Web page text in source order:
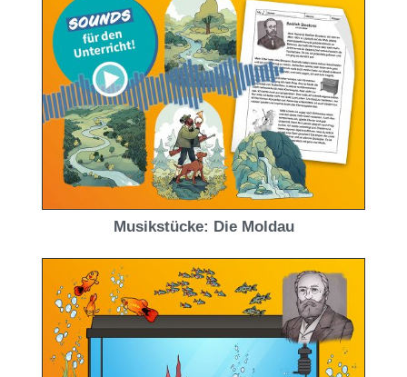
Musikstücke: Die Moldau